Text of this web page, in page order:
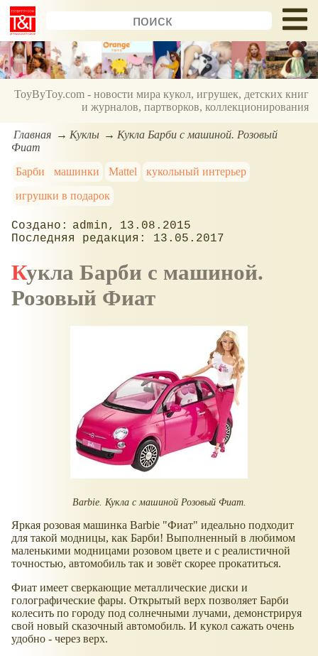
ToyByToy.com - новости мира кукол, игрушек, детских книг
и журналов, партворков, коллекционирования
Главная Куклы
Кукла Барби с машиной. Розовый
Фиат
Барби
машинки Mattel
кукольный интерьер
игрушки в подарок
admin
13.08.2015
13.05.2017
Кукла Барби с машиной.
Розовый Фиат
Barbie. Кукла с машиной Розовый Фиат.
Яркая розовая машинка Barbie "Фиат" идеально подходит
для такой модницы, как Барби! Выполненный в любимом
маленькими модницами розовом цвете и с реалистичной
точностью, автомобиль так и зовёт скорее прокатиться.
Фиат имеет сверкающие металлические диски и
голографические фары. Открытый верх позволяет Барби
колесить по городу под солнечными лучами, демонстрируя
свой новый сказочный автомобиль. И кукол сажать очень
удобно - через верх.